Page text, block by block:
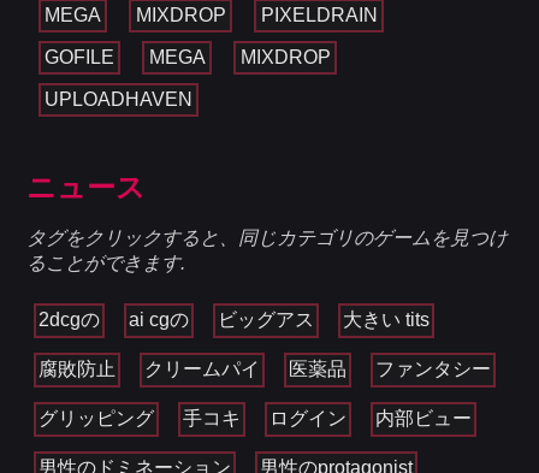
MEGA MIXDROP PIXELDRAIN
GOFILE MEGA MIXDROP
UPLOADHAVEN
ニュース
タグをクリックすると、同じカテゴリのゲームを見つけ
ることができます.
2dcgの ai cgの ビッグアス 大きい tits
腐敗防止 クリームパイ 医薬品 ファンタシー
グリッピング 手コキ ログイン 内部ビュー
男性のドミネーション 男性のprotagonist